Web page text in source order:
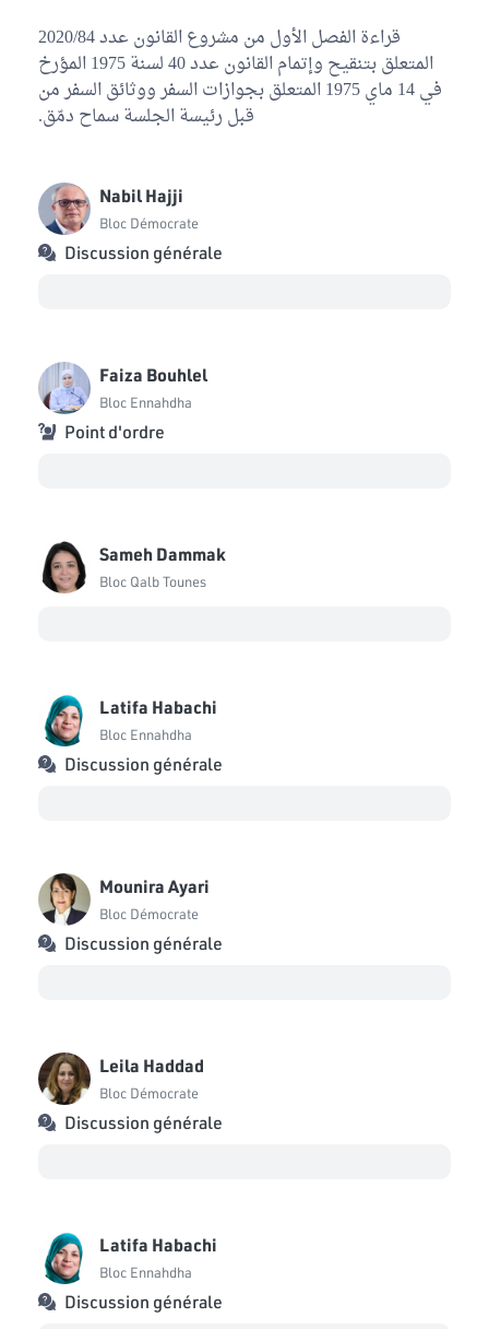
قراءة الفصل الأول من مشروع القانون عدد 2020/84
المتعلق بتنقيح وإتمام القانون عدد 40 لسنة 1975 المؤرخ
في 14 ماي 1975 المتعلق بجوازات السفر ووثائق السفر من
قبل رئيسة الجلسة سماح دمّق.
Nabil Hajji
Bloc Démocrate
Discussion générale
Faiza Bouhlel
Bloc Ennahdha
Point d'ordre
Sameh Dammak
Bloc Qalb Tounes
Latifa Habachi
Bloc Ennahdha
Discussion générale
Mounira Ayari
Bloc Démocrate
Discussion générale
Leila Haddad
Bloc Démocrate
Discussion générale
Latifa Habachi
Bloc Ennahdha
Discussion générale
Awatef Griche Abid
Bloc PDL
Mohamed Affas
Toumi Hamrouni
Bloc Ennahdha
Non affilié au commission